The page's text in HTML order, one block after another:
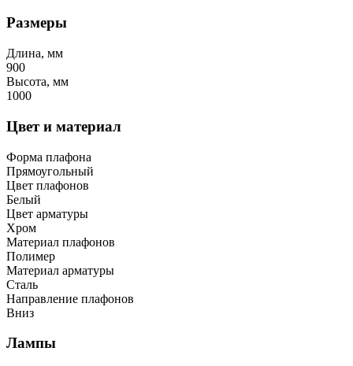
Размеры
Длина, мм
900
Высота, мм
1000
Цвет и материал
Форма плафона
Прямоугольный
Цвет плафонов
Белый
Цвет арматуры
Хром
Материал плафонов
Полимер
Материал арматуры
Сталь
Направление плафонов
Вниз
Лампы